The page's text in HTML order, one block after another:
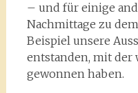
– und für einige
Nachmittage zu
Beispiel unsere
entstanden, mit der
gewonnen haben.